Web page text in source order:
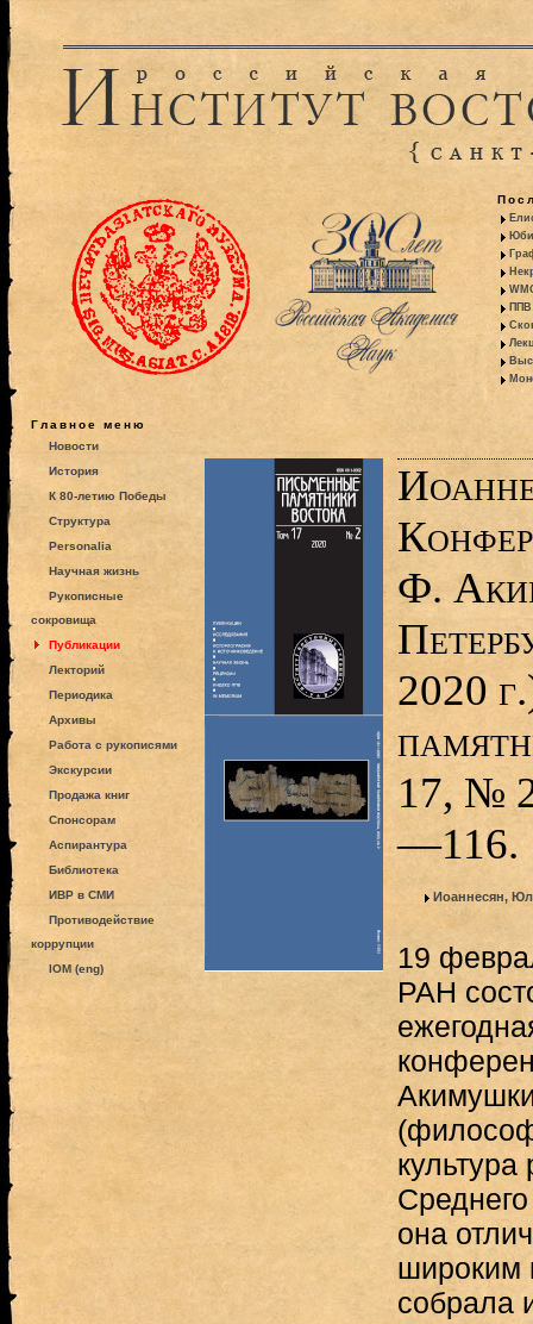
ППВ
Главное меню
Новости
История
К 80-летию Победы
Структура
Personalia
Научная жизнь
Рукописные
сокровища
Публикации
Лекторий
Периодика
Архивы
Работа с рукописями
Экскурсии
Продажа книг
Спонсорам
Аспирантура
Библиотека
ИВР в СМИ
Противодействие
коррупции
IOM (eng)
Ф.
2020
17, №
—116.
Иоаннесян,
19
РАН
она
широким
собрала